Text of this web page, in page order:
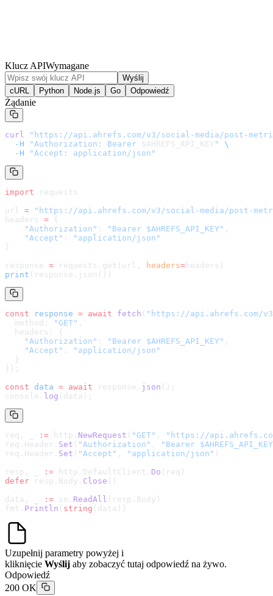
Klucz APIWymagane
Wyślij
cURL
Python Node.js Go Odpowiedź
Żądanie
curl " https://api.ahrefs.com/v3/social-media/post-
  -H
"Authorization: Bearer $AHREFS_API_KEY "
\
  -H
"Accept: application/json"
import requests
url = " https://api.ahrefs.com/v3/social-media/post-
headers = {
    "Authorization"
: "Bearer $AHREFS_API_KEY" ,
    "Accept"
:
"application/json"
}
response = requests.get(url, headers= headers )
print (response.json())
const response = await fetch ( " https://api.ahrefs.com/
  method:
"GET" ,
  headers: {
    "Authorization"
: "Bearer $AHREFS_API_KEY" ,
    "Accept"
:
"application/json"
  }
});
const data = await response. json ();
console. log (data);
req, _ := http. NewRequest ( "GET" , " https://
req.Header. Set ( "Authorization" ,
"Bearer
req.Header. Set ( "Accept" , "application/json" )
resp, _
:= http.DefaultClient. Do (req)
defer resp.Body. Close ()
data, _
:= io. ReadAll (resp.Body)
fmt. Println ( string (data))
Uzupełnij parametry powyżej i
kliknięcie Wyślij aby zobaczyć tutaj odpowiedź na żywo.
Odpowiedź
200 OK